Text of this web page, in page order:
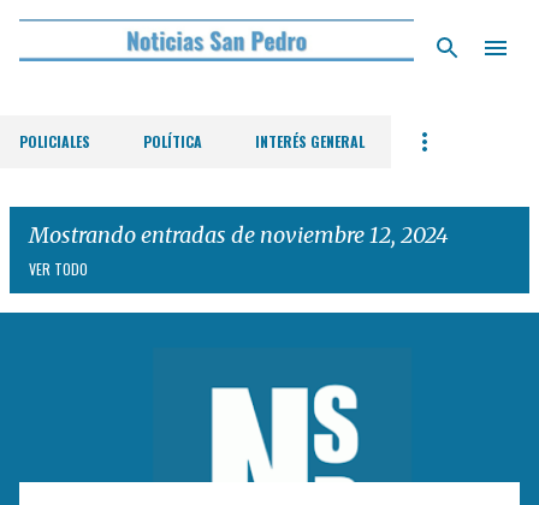
Ir al contenido principal
POLICIALES POLÍTICA INTERÉS GENERAL
Mostrando entradas de noviembre 12, 2024
VER TODO